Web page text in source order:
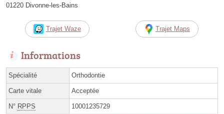
01220 Divonne-les-Bains
Trajet Waze Trajet Maps
Informations
Spécialité Orthodontie
Carte vitale Acceptée
N° RPPS 10001235729